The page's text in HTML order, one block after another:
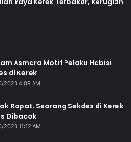
Asmara Motif Pelaku Habisi
di Kerek
2023 4:09 AM
Rapat, Seorang Sekdes di Kerek
Dibacok
2023 11:12 AM